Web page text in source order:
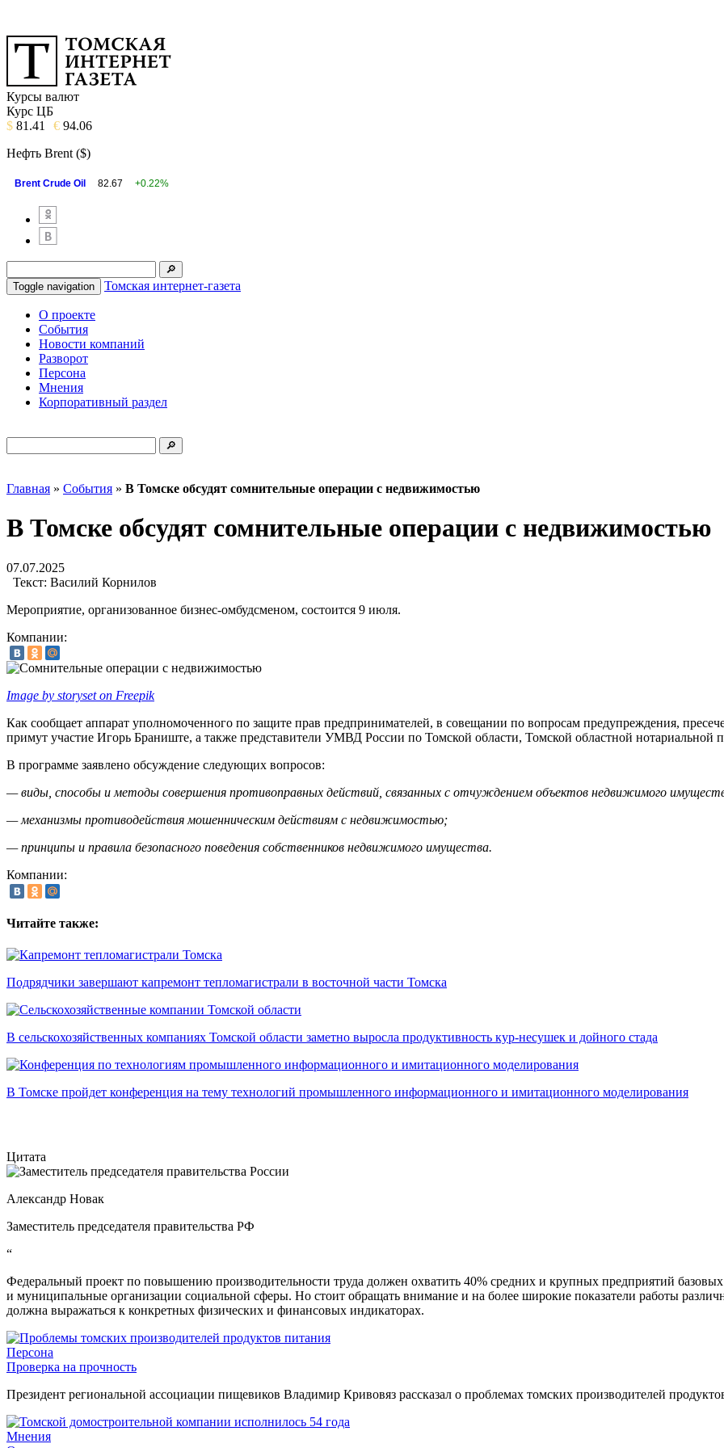
Курсы валют
Курс ЦБ
$ 81.41 € 94.06
Нефть Brent ($)
Brent Crude Oil 82.67 +0.22%
Toggle navigation Томская интернет-газета
О проекте
События
Новости компаний
Разворот
Персона
Мнения
Корпоративный раздел
Главная » События » В Томске обсудят сомнительные операции с недвижимостью
В Томске обсудят сомнительные операции с недвижимостью
07.07.2025
Текст: Василий Корнилов
Мероприятие, организованное бизнес-омбудсменом, состоится 9 июля.
Компании:
Image by storyset on Freepik
Как сообщает аппарат уполномоченного по защите прав предпринимателей, в совещании по вопросам предупреждения,
примут участие Игорь Браниште, а также представители УМВД России по Томской области, Томской областной
В программе заявлено обсуждение следующих вопросов:
— виды, способы и методы совершения противоправных действий, связанных с отчуждением объектов недвижимого
— механизмы противодействия мошенническим действиям с недвижимостью;
— принципы и правила безопасного поведения собственников недвижимого имущества.
Компании:
Читайте также:
Подрядчики завершают капремонт тепломагистрали в восточной части Томска
В сельскохозяйственных компаниях Томской области заметно выросла продуктивность кур-несушек и дойного стада
В Томске пройдет конференция на тему технологий промышленного информационного и имитационного моделирования
Цитата
Александр Новак
Заместитель председателя правительства РФ
“
Федеральный проект по повышению производительности труда должен охватить 40% средних и крупных предприятий
и муниципальные организации социальной сферы. Но стоит обращать внимание и на более широкие показатели работы
должна выражаться к конкретных физических и финансовых индикаторах.
Персона
Проверка на прочность
Президент региональной ассоциации пищевиков Владимир Кривовяз рассказал о проблемах томских производителей
Мнения